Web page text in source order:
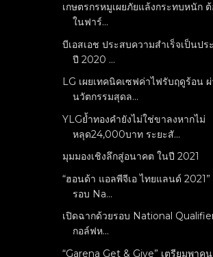
เกษตรกรหมูเผยภัยแล้งกระทบหนัก
ในฟาร์...
บีเอสเอช ประสบความสำเร็จเป็นป
ปี 2020 ...
LG เผยเทคนิคเซฟค่าไฟรับฤดูร้อน
นวัตกรรมสุดล...
YLGย้ำทองคำยังไม่ใช่ขาลงหากไม่
หลุด24,000บาท ระยะสั...
มุมมองเชิงลึกสู่อนาคต ในปี 2021
“ฮอนด้า แอลพีจีเอ ไทยแลนด์
รอบ Na...
เปิดฉากด้วยรอบ National
กอล์ฟห...
“Garena Get & Give” เตรียมพาค